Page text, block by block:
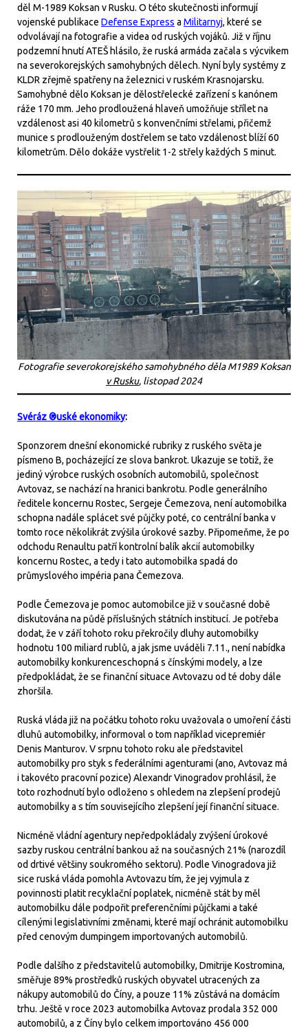
děl M-1989 Koksan v Rusku. O této skutečnosti informují
vojenské publikace Defense Express a Militarnyj, které se
odvolávají na fotografie a videa od ruských vojáků. Již v říjnu
podzemní hnutí ATEŠ hlásilo, že ruská armáda začala s výcvikem
na severokorejských samohybných dělech. Nyní byly systémy z
KLDR zřejmě spatřeny na železnici v ruském Krasnojarsku.
Samohybné dělo Koksan je dělostřelecké zařízení s kanónem
ráže 170 mm. Jeho prodloužená hlaveň umožňuje střílet na
vzdálenost asi 40 kilometrů s konvenčními střelami, přičemž
munice s prodlouženým dostřelem se tato vzdálenost blíží 60
kilometrům. Dělo dokáže vystřelit 1-2 střely každých 5 minut.
Fotografie severokorejského samohybného děla M1989 Koksan
v Rusku, listopad 2024
Svéráz ®uské ekonomiky:
Sponzorem dnešní ekonomické rubriky z ruského světa je
písmeno B, pocházející ze slova bankrot. Ukazuje se totiž, že
jediný výrobce ruských osobních automobilů, společnost
Avtovaz, se nachází na hranici bankrotu. Podle generálního
ředitele koncernu Rostec, Sergeje Čemezova, není automobilka
schopna nadále splácet své půjčky poté, co centrální banka v
tomto roce několikrát zvýšila úrokové sazby. Připomeňme, že po
odchodu Renaultu patří kontrolní balík akcií automobilky
koncernu Rostec, a tedy i tato automobilka spadá do
průmyslového impéria pana Čemezova.
Podle Čemezova je pomoc automobilce již v současné době
diskutována na půdě příslušných státních institucí. Je potřeba
dodat, že v září tohoto roku překročily dluhy automobilky
hodnotu 100 miliard rublů, a jak jsme uváděli 7.11., není nabídka
automobilky konkurenceschopná s čínskými modely, a lze
předpokládat, že se finanční situace Avtovazu od té doby dále
zhoršila.
Ruská vláda již na počátku tohoto roku uvažovala o umoření části
dluhů automobilky, informoval o tom například vicepremiér
Denis Manturov. V srpnu tohoto roku ale představitel
automobilky pro styk s federálními agenturami (ano, Avtovaz má
i takovéto pracovní pozice) Alexandr Vinogradov prohlásil, že
toto rozhodnutí bylo odloženo s ohledem na zlepšení prodejů
automobilky a s tím souvisejícího zlepšení její finanční situace.
Nicméně vládní agentury nepředpokládaly zvýšení úrokové
sazby ruskou centrální bankou až na současných 21% (narozdíl
od drtivé většiny soukromého sektoru). Podle Vinogradova již
sice ruská vláda pomohla Avtovazu tím, že jej vyjmula z
povinnosti platit recyklační poplatek, nicméně stát by měl
automobilku dále podpořit preferenčními půjčkami a také
cílenými legislativními změnami, které mají ochránit automobilku
před cenovým dumpingem importovaných automobilů.
Podle dalšího z představitelů automobilky, Dmitrije Kostromina,
směřuje 89% prostředků ruských obyvatel utracených za
nákupy automobilů do Číny, a pouze 11% zůstává na domácím
trhu. Ještě v roce 2023 automobilka Avtovaz prodala 352 000
automobilů, a z Číny bylo celkem importováno 456 000